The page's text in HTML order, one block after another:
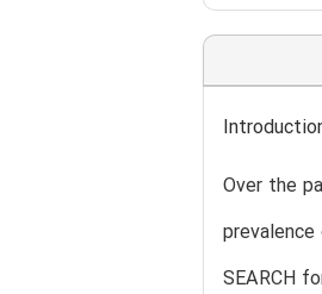
Over the
SEARCH